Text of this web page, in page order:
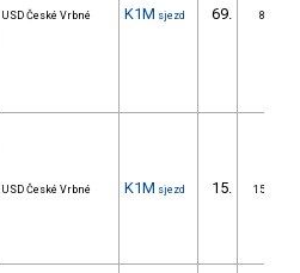
USD České Vrbné K1M sjezd 69. 8/ZS
USD České Vrbné K1M sjezd 15. 15/ZS